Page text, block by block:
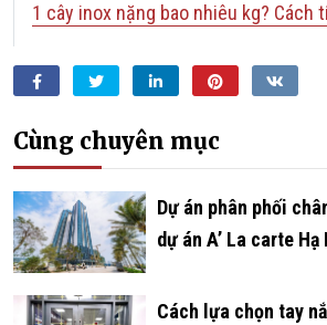
1 cây inox nặng bao nhiêu kg? Cách
FacebookTwitter LinkedIn Pinterest
Cùng chuyên mục
­­­­­­Dự án phân phối
dự án A’ La carte Hạ
Cách lựa chọn tay